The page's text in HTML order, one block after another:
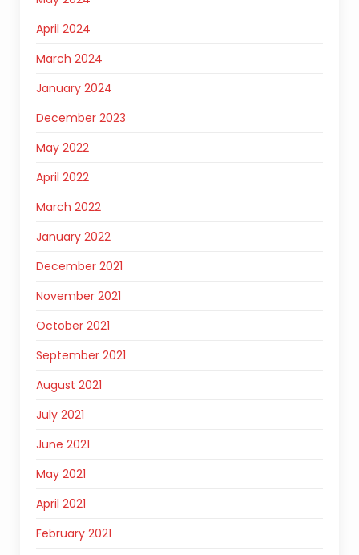
April 2024
March 2024
January 2024
December 2023
May 2022
April 2022
March 2022
January 2022
December 2021
November 2021
October 2021
September 2021
August 2021
July 2021
June 2021
May 2021
April 2021
February 2021